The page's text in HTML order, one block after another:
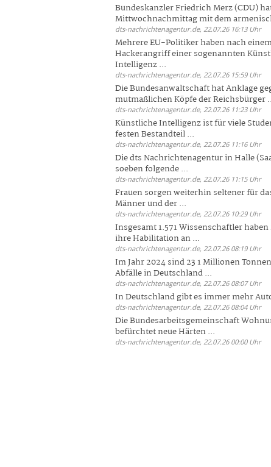
Bundeskanzler Friedrich Merz (CDU)
Mittwochnachmittag mit dem
dts-nachrichtenagentur.de, 22.07.26 16:13 Uhr
Mehrere EU-Politiker haben nach
Hackerangriff einer sogenannten
Intelligenz ...
dts-nachrichtenagentur.de, 22.07.26 15:59 Uhr
Die Bundesanwaltschaft hat Anklage
mutmaßlichen Köpfe der Reichsbürger
dts-nachrichtenagentur.de, 22.07.26 11:23 Uhr
Künstliche Intelligenz ist für viele
festen Bestandteil ...
dts-nachrichtenagentur.de, 22.07.26 11:16 Uhr
Die dts Nachrichtenagentur in Halle
soeben folgende ...
dts-nachrichtenagentur.de, 22.07.26 11:15 Uhr
Frauen sorgen weiterhin seltener für
Männer und der ...
dts-nachrichtenagentur.de, 22.07.26 10:29 Uhr
Insgesamt 1.571 Wissenschaftler haben
ihre Habilitation an ...
dts-nachrichtenagentur.de, 22.07.26 08:19 Uhr
Im Jahr 2024 sind 23 1 Millionen
Abfälle in Deutschland ...
dts-nachrichtenagentur.de, 22.07.26 08:07 Uhr
In Deutschland gibt es immer mehr
dts-nachrichtenagentur.de, 22.07.26 08:04 Uhr
Die Bundesarbeitsgemeinschaft
befürchtet neue Härten ...
dts-nachrichtenagentur.de, 22.07.26 00:00 Uhr